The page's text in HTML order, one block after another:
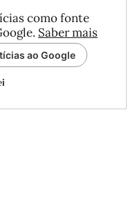
como fonte
Saber mais
ao Google